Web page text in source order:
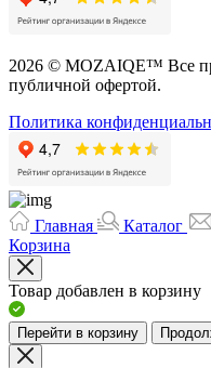
2026 © MOZAIQE™ Все
публичной офертой.
Политика
Главная Каталог
Корзина
Товар добавлен в корзину
Перейти в корзину